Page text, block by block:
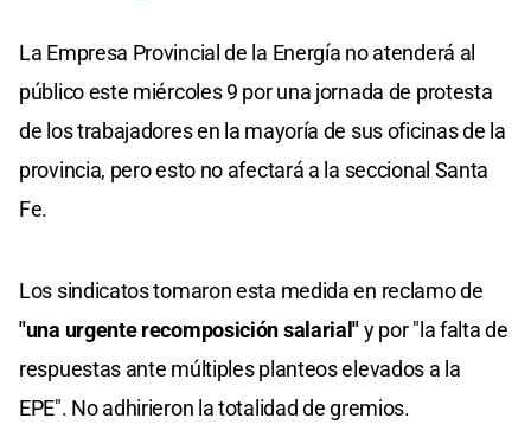
La Empresa Provincial de la Energía no atenderá al
público este miércoles 9 por una jornada de protesta
de los trabajadores en la mayoría de sus oficinas de la
provincia, pero esto no afectará a la seccional Santa
Fe.
Los sindicatos tomaron esta medida en reclamo de
"una urgente recomposición salarial"y por "la falta de
respuestas ante múltiples planteos elevados a la
EPE". No adhirieron la totalidad de gremios.